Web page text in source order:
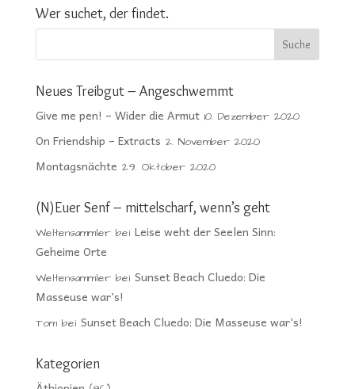
Wer suchet, der findet.
Neues Treibgut – Angeschwemmt
Give me pen! – Wider die Armut 10. Dezember 2020
On Friendship – Extracts 2. November 2020
Montagsnächte 29. Oktober 2020
(N)Euer Senf – mittelscharf, wenn’s geht
Weltensammlerbei Leise weht der Seelen Sinn:
Geheime Orte
Weltensammlerbei Sunset Beach Cluedo: Die
Masseuse war’s!
Tombei Sunset Beach Cluedo: Die Masseuse war’s!
Kategorien